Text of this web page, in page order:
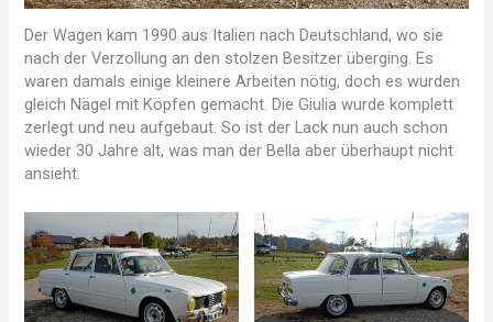
Der Wagen kam 1990 aus Italien nach Deutschland, wo sie
nach der Verzollung an den stolzen Besitzer überging. Es
waren damals einige kleinere Arbeiten nötig, doch es wurden
gleich Nägel mit Köpfen gemacht. Die Giulia wurde komplett
zerlegt und neu aufgebaut. So ist der Lack nun auch schon
wieder 30 Jahre alt, was man der Bella aber überhaupt nicht
ansieht.